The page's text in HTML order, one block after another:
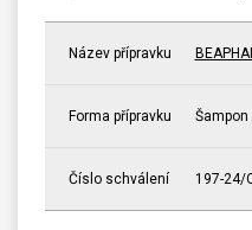
Název přípravku
Forma přípravku Šampon
Číslo schválení 197-24/